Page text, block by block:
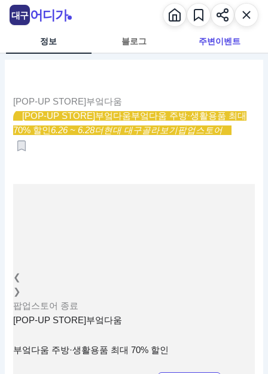
정보 블로그 주변이벤트
[POP-UP STORE]부엌다움
[POP-UP STORE]부엌다움부엌다움 주방·생활용품 최대
70% 할인6.26 ~ 6.28더현대 대구골라보기팝업스토어
❮
❯
팝업스토어 종료
[POP-UP STORE]부엌다움
부엌다움 주방·생활용품 최대 70% 할인
대구 어디가